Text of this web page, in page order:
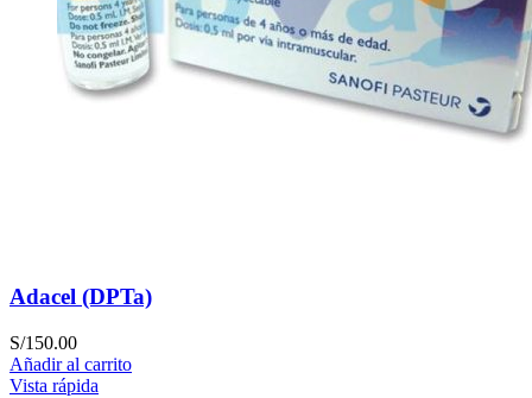
Adacel (DPTa)
S/150.00
Añadir al carrito
Vista rápida